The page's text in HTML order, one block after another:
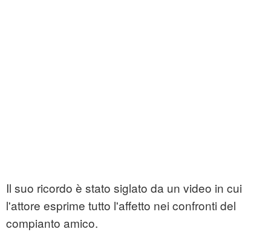
Il suo ricordo è stato siglato da un video in cui
l'attore esprime tutto l'affetto nei confronti del
compianto amico.